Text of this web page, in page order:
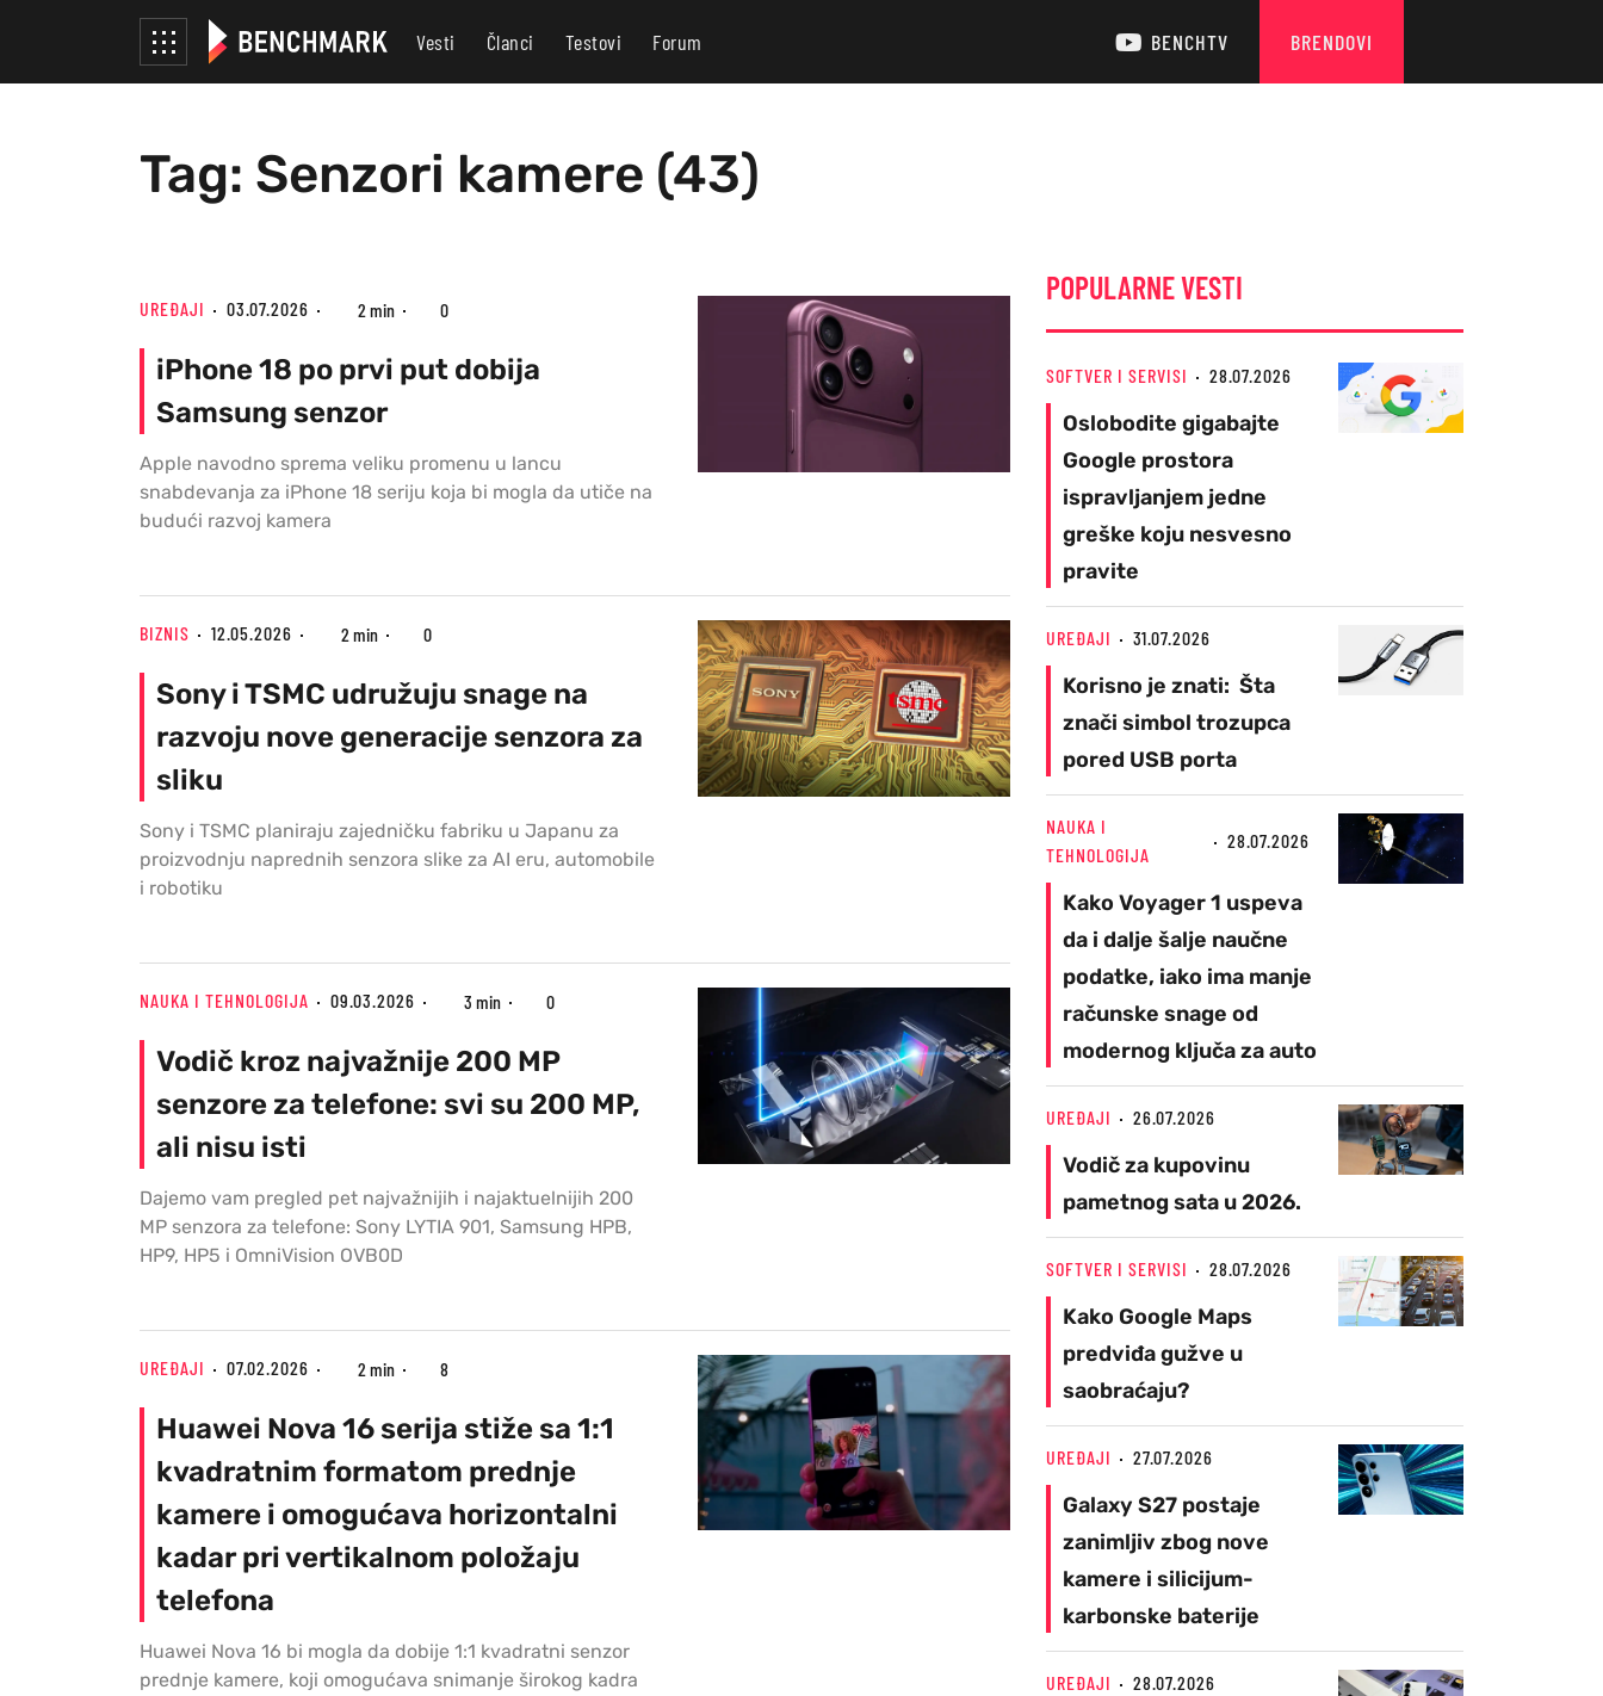
Vesti Članci Testovi Forum BENCHTV BRENDOVI
Tag: Senzori kamere (43)
UREĐAJI 03.07.2026 2 min 0
iPhone 18 po prvi put dobija
Samsung senzor
Apple navodno sprema veliku promenu u lancu
snabdevanja za iPhone 18 seriju koja bi mogla da utiče na
budući razvoj kamera
BIZNIS 12.05.2026 2 min 0
Sony i TSMC udružuju snage na
razvoju nove generacije senzora za
sliku
Sony i TSMC planiraju zajedničku fabriku u Japanu za
proizvodnju naprednih senzora slike za AI eru, automobile
i robotiku
NAUKA I TEHNOLOGIJA 09.03.2026 3 min 0
Vodič kroz najvažnije 200 MP
senzore za telefone: svi su 200 MP,
ali nisu isti
Dajemo vam pregled pet najvažnijih i najaktuelnijih 200
MP senzora za telefone: Sony LYTIA 901, Samsung HPB,
HP9, HP5 i OmniVision OVB0D
UREĐAJI 07.02.2026 2 min 8
Huawei Nova 16 serija stiže sa 1:1
kvadratnim formatom prednje
kamere i omogućava horizontalni
kadar pri vertikalnom položaju
telefona
Huawei Nova 16 bi mogla da dobije 1:1 kvadratni senzor
prednje kamere, koji omogućava snimanje širokog kadra
POPULARNE VESTI
SOFTVER I SERVISI 28.07.2026
Oslobodite gigabajte
Google prostora
ispravljanjem jedne
greške koju nesvesno
pravite
UREĐAJI 31.07.2026
Korisno je znati: Šta
znači simbol trozupca
pored USB porta
NAUKA I
TEHNOLOGIJA
28.07.2026
Kako Voyager 1 uspeva
da i dalje šalje naučne
podatke, iako ima manje
računske snage od
modernog ključa za auto
UREĐAJI 26.07.2026
Vodič za kupovinu
pametnog sata u 2026.
SOFTVER I SERVISI 28.07.2026
Kako Google Maps
predviđa gužve u
saobraćaju?
UREĐAJI 27.07.2026
Galaxy S27 postaje
zanimljiv zbog nove
kamere i silicijum-
karbonske baterije
UREĐAJI 28.07.2026